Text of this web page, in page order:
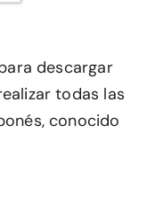
descargar
todas las
conocido